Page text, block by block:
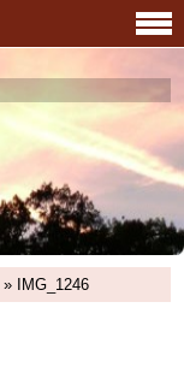
» IMG_1246